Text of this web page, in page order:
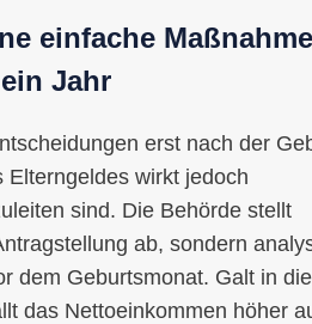
einfache Maßnahme
Jahr
erst nach der
wirkt jedoch
sind. Die Behörde stellt
ab, sondern
dem Geburtsmonat. Galt in
das Nettoeinkommen höher